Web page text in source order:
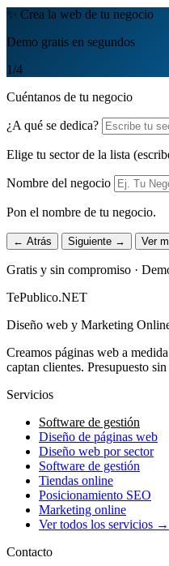
✨ Crea la web de tu negocio
Demo gratis en segundos
1/4
Cuéntanos de tu negocio
¿A qué se dedica?
Elige tu sector de la lista
Nombre del negocio
Pon el nombre de tu negocio.
← Atrás Siguiente → Ver
Gratis y sin compromiso ·
TePublico.NET
Diseño web y Marketing
Creamos páginas web a
captan clientes. Presupuesto
Servicios
Software de gestión
Diseño de páginas web
Diseño web por sector
Software de gestión
Tiendas online
Posicionamiento SEO
Marketing online
Ver todos los servicios →
Contacto